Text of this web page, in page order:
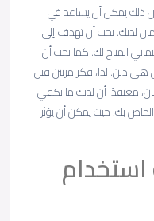
ذلك يمكن أن يساعد في
لديك. يجب أن تهدف إلى
المتاح لك. كما يجب أن
هى دين. لذا، فكر مرتين قبل
معتقدًا أن لديك ما يكفي
الخاص بك، حيث يمكن أن يؤثر